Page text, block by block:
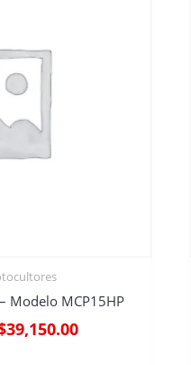
Modelo MCP15HP
39,150.00